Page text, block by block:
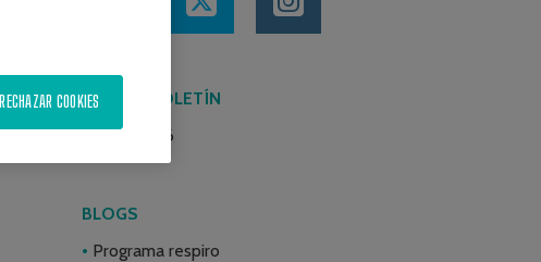
ÚLTIMO BOLETÍN
Junio 2026
BLOGS
Programa respiro
RECHAZAR COOKIES